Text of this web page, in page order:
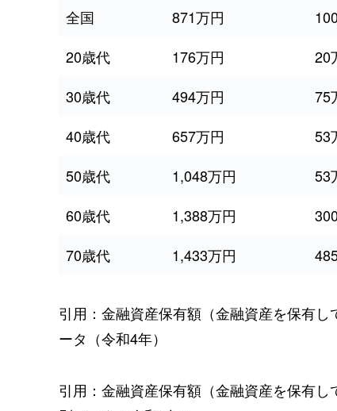
全国
871万円
20歳代
176万円 20
30歳代
494万円 75
40歳代
657万円 53
50歳代
1,048万円 53
60歳代
1,388万円
70歳代
1,433万円
引用：金融資産保有額（金融資産を保有
ータ（令和4年）
引用：金融資産保有額（金融資産を保有